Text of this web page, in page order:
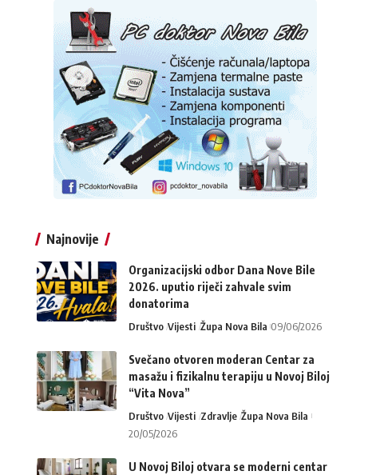
Najnovije
Organizacijski odbor Dana Nove Bile
2026. uputio riječi zahvale svim
donatorima
Društvo Vijesti Župa Nova Bila 09/06/2026
Svečano otvoren moderan Centar za
masažu i fizikalnu terapiju u Novoj Biloj
“Vita Nova”
Društvo Vijesti Zdravlje Župa Nova Bila
20/05/2026
U Novoj Biloj otvara se moderni centar